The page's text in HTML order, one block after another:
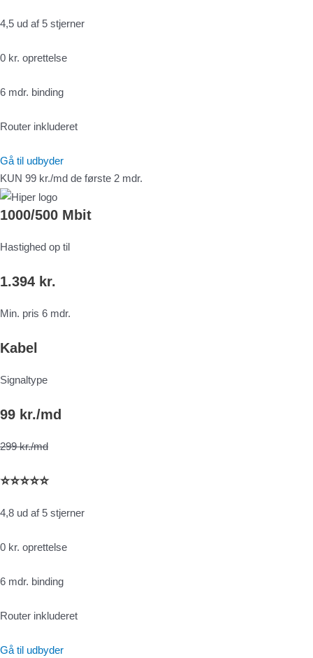
4,5 ud af 5 stjerner
0 kr. oprettelse
6 mdr. binding
Router inkluderet
Gå til udbyder
KUN 99 kr./md de første 2 mdr.
1000/500 Mbit
Hastighed op til
1.394 kr.
Min. pris 6 mdr.
Kabel
Signaltype
99 kr./md
299 kr./md
⭐⭐⭐⭐⭐
4,8 ud af 5 stjerner
0 kr. oprettelse
6 mdr. binding
Router inkluderet
Gå til udbyder